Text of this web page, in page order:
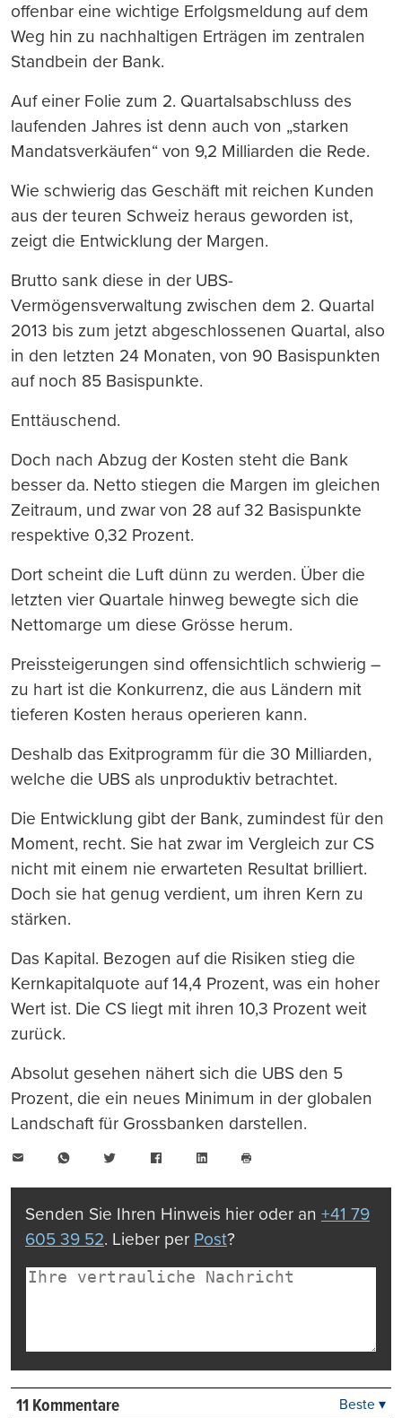
offenbar eine wichtige Erfolgsmeldung auf dem
Weg hin zu nachhaltigen Erträgen im zentralen
Standbein der Bank.
Auf einer Folie zum 2. Quartalsabschluss des
laufenden Jahres ist denn auch von „starken
Mandatsverkäufen“ von 9,2 Milliarden die Rede.
Wie schwierig das Geschäft mit reichen Kunden
aus der teuren Schweiz heraus geworden ist,
zeigt die Entwicklung der Margen.
Brutto sank diese in der UBS-
Vermögensverwaltung zwischen dem 2. Quartal
2013 bis zum jetzt abgeschlossenen Quartal, also
in den letzten 24 Monaten, von 90 Basispunkten
auf noch 85 Basispunkte.
Enttäuschend.
Doch nach Abzug der Kosten steht die Bank
besser da. Netto stiegen die Margen im gleichen
Zeitraum, und zwar von 28 auf 32 Basispunkte
respektive 0,32 Prozent.
Dort scheint die Luft dünn zu werden. Über die
letzten vier Quartale hinweg bewegte sich die
Nettomarge um diese Grösse herum.
Preissteigerungen sind offensichtlich schwierig –
zu hart ist die Konkurrenz, die aus Ländern mit
tieferen Kosten heraus operieren kann.
Deshalb das Exitprogramm für die 30 Milliarden,
welche die UBS als unproduktiv betrachtet.
Die Entwicklung gibt der Bank, zumindest für den
Moment, recht. Sie hat zwar im Vergleich zur CS
nicht mit einem nie erwarteten Resultat brilliert.
Doch sie hat genug verdient, um ihren Kern zu
stärken.
Das Kapital. Bezogen auf die Risiken stieg die
Kernkapitalquote auf 14,4 Prozent, was ein hoher
Wert ist. Die CS liegt mit ihren 10,3 Prozent weit
zurück.
Absolut gesehen nähert sich die UBS den 5
Prozent, die ein neues Minimum in der globalen
Landschaft für Grossbanken darstellen.
WhatsAppTwitter FacebookLinkedIn
drucken
Senden Sie Ihren Hinweis hier oder an +41 79
605 39 52. Lieber per Post?
11 Kommentare Beste ▾